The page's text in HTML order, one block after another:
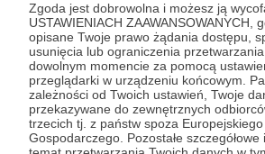
Zgoda jest dobrowolna i możesz ją
USTAWIENIACH ZAAWANSOWANYCH,
opisane Twoje prawo żądania dostępu,
usunięcia lub ograniczenia
dowolnym momencie za pomocą
przeglądarki w urządzeniu końcowym.
zależności od Twoich ustawień, Twoje
przekazywane do zewnętrznych
trzecich tj. z państw spoza
Gospodarczego. Pozostałe
Marcin
Zobacz profil